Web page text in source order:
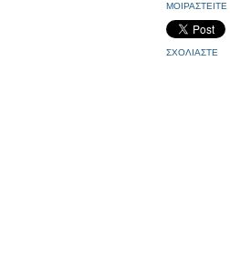
ΜΟΙΡΑΣΤΕΙΤΕ
ΣΧΟΛΙΑΣΤΕ